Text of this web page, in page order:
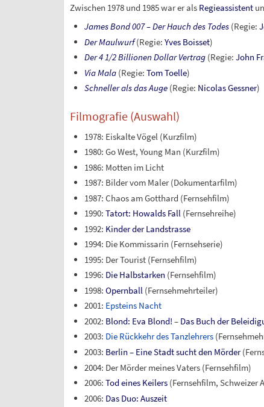
Zwischen 1978 und 1985 war er als Regieassistent
James Bond 007 – Der Hauch des Todes (Regie:
Der Maulwurf(Regie:Yves Boisset)
Der 4 1/2 Billionen Dollar Vertrag (Regie:John
Via Mala (Regie:Tom Toelle)
Schneller als das Auge (Regie: Nicolas Gessner)
Filmografie (Auswahl)
1978: Eiskalte Vögel (Kurzfilm)
1980: Go West, Young Man (Kurzfilm)
1986: Motten im Licht
1987: Bilder vom Maler (Dokumentarfilm)
1987: Chaos am Gotthard (Fernsehfilm)
1990:Tatort: Howalds Fall (Fernsehreihe)
1992: Kinder der Landstrasse
1994: Die Kommissarin (Fernsehserie)
1995: Der Tourist (Fernsehfilm)
1996: Die Halbstarken (Fernsehfilm)
1998:Opernball (Fernsehmehrteiler)
2001: Epsteins Nacht
2002: Blond: Eva Blond! – Das Buch der
2003: Die Rückkehr des Tanzlehrers
2003: Berlin – Eine Stadt sucht den Mörder
2004: Der Mörder meines Vaters (Fernsehfilm)
2006:Tod eines Keilers (Fernsehfilm, Schweizer
2006: Das Duo: Auszeit